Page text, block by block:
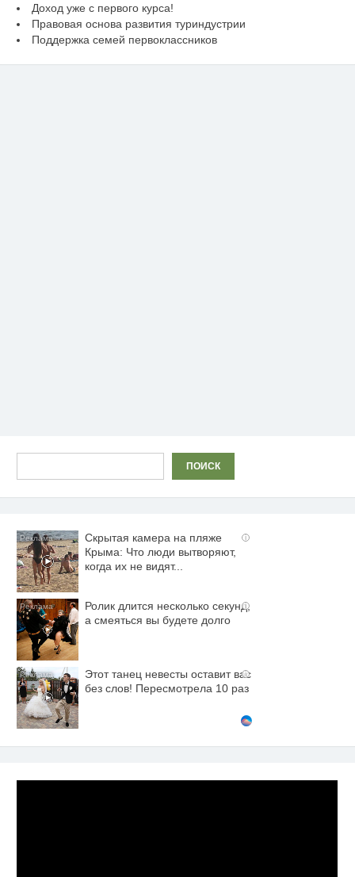
Доход уже с первого курса!
Правовая основа развития туриндустрии
Поддержка семей первоклассников
ПОИСК
i
Скрытая камера на пляже
Крыма: Что люди вытворяют,
когда их не видят...
i
Ролик длится несколько секунд,
а смеяться вы будете долго
i
Этот танец невесты оставит вас
без слов! Пересмотрела 10 раз